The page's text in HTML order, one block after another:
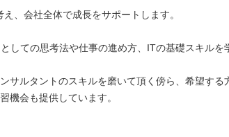
、会社全体で成長をサポートします。
しての思考法や仕事の進め方、ITの基礎スキルを
サルタントのスキルを磨いて頂く傍ら、希望する
機会も提供しています。